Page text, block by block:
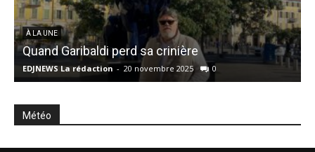
À LA UNE
Quand Garibaldi perd sa crinière
EDJNEWS La rédaction - 20 novembre 2025 0
Météo